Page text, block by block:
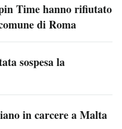
Time hanno rifiutato
di Roma
sospesa la
in carcere a Malta